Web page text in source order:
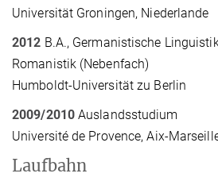
Universität Groningen, Niederlande
2012 B.A., Germanistische
Romanistik (Nebenfach)
Humboldt-Universität zu Berlin
2009/2010Auslandsstudium
Université de Provence, Aix-
Laufbahn